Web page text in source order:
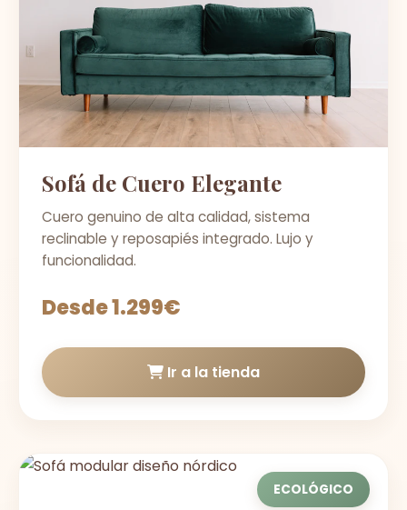
Sofá de Cuero Elegante
Cuero genuino de alta calidad, sistema
reclinable y reposapiés integrado. Lujo y
funcionalidad.
Desde 1.299€
Ir a la tienda
ECOLÓGICO